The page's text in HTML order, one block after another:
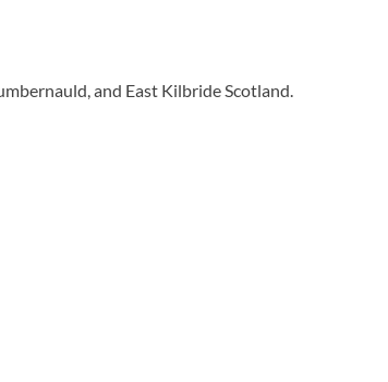
and East Kilbride Scotland.